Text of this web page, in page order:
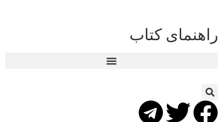
راهنمای کتاب